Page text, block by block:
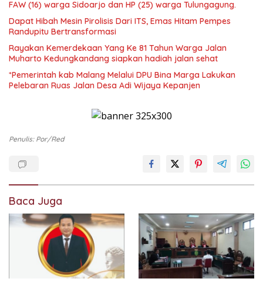
FAW (16) warga Sidoarjo dan HP (25) warga Tulungagung.
Dapat Hibah Mesin Pirolisis Dari ITS, Emas Hitam Pempes
Randupitu Bertransformasi
Rayakan Kemerdekaan Yang Ke 81 Tahun Warga Jalan
Muharto Kedungkandang siapkan hadiah jalan sehat
*Pemerintah kab Malang Melalui DPU Bina Marga Lakukan
Pelebaran Ruas Jalan Desa Adi Wijaya Kepanjen
Penulis: Por/red
Baca Juga